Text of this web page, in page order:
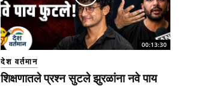
00:13:30
देश वर्तमान
शिक्षणातले प्रश्न सुटले झुरळांना नवे पाय